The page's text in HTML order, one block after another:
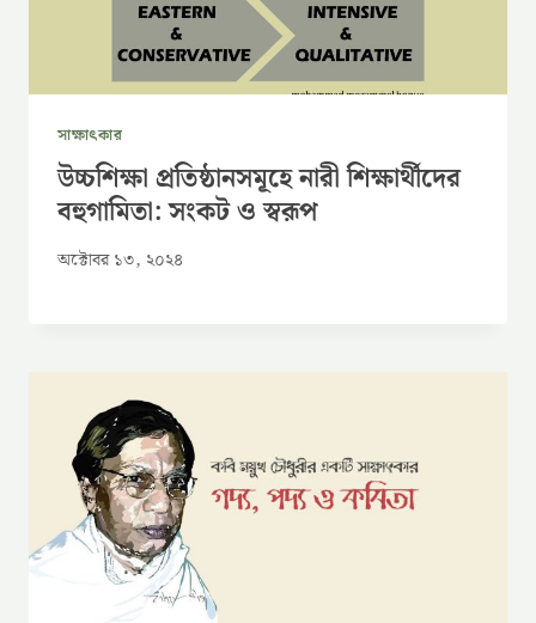
সাক্ষাৎকার
উচ্চশিক্ষা প্রতিষ্ঠানসমূহে নারী শিক্ষার্থীদের
বহুগামিতা: সংকট ও স্বরূপ
অক্টোবর ১৩, ২০২৪